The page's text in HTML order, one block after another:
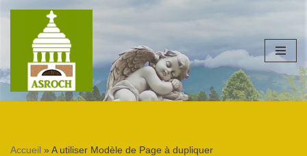
contenu
Accueil » A utiliser Modèle de Page à dupliquer